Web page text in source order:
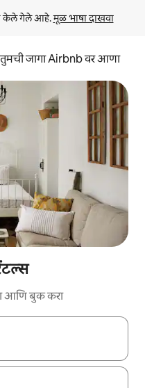
केले गेले आहे. मूळ भाषा दाखवा
तुमची जागा Airbnb वर आणा
आणि बुक करा
आणि खाली बाणांच्या किजसह